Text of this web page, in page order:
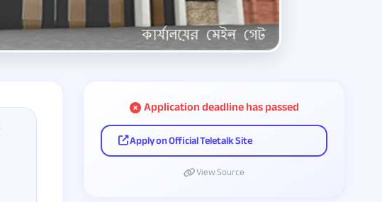
Application deadline has passed
Apply on Official Teletalk Site
View Source